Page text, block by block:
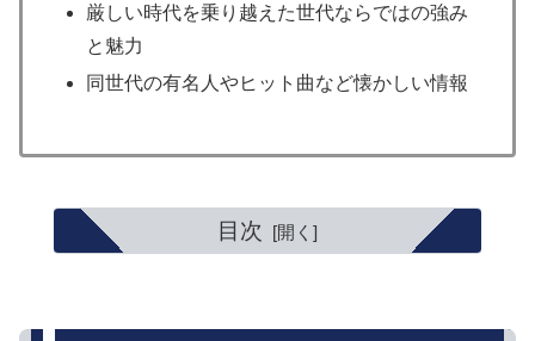
厳しい時代を乗り越えた世代ならではの強み
と魅力
同世代の有名人やヒット曲など懐かしい情報
目次